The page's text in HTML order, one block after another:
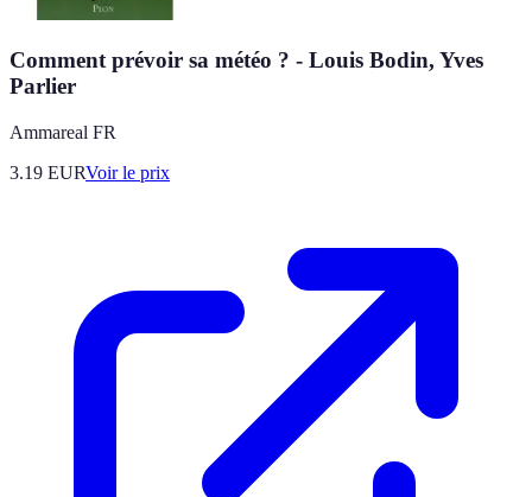
Comment prévoir sa météo ? - Louis Bodin, Yves
Parlier
Ammareal FR
3.19 EURVoir le prix